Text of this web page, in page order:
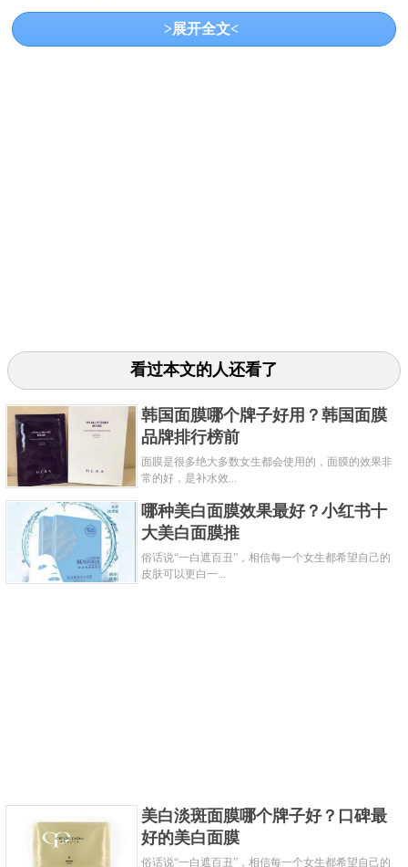
2 3 下一页
>展开全文<
看过本文的人还看了
韩国面膜哪个牌子好用？韩国面膜
品牌排行榜前
面膜是很多绝大多数女生都会使用的，面膜的效果非
常的好，是补水效...
哪种美白面膜效果最好？小红书十
大美白面膜推
俗话说“一白遮百丑”，相信每一个女生都希望自己的
皮肤可以更白一...
美白淡斑面膜哪个牌子好？口碑最
好的美白面膜
俗话说“一白遮百丑”，相信每一个女生都希望自己的